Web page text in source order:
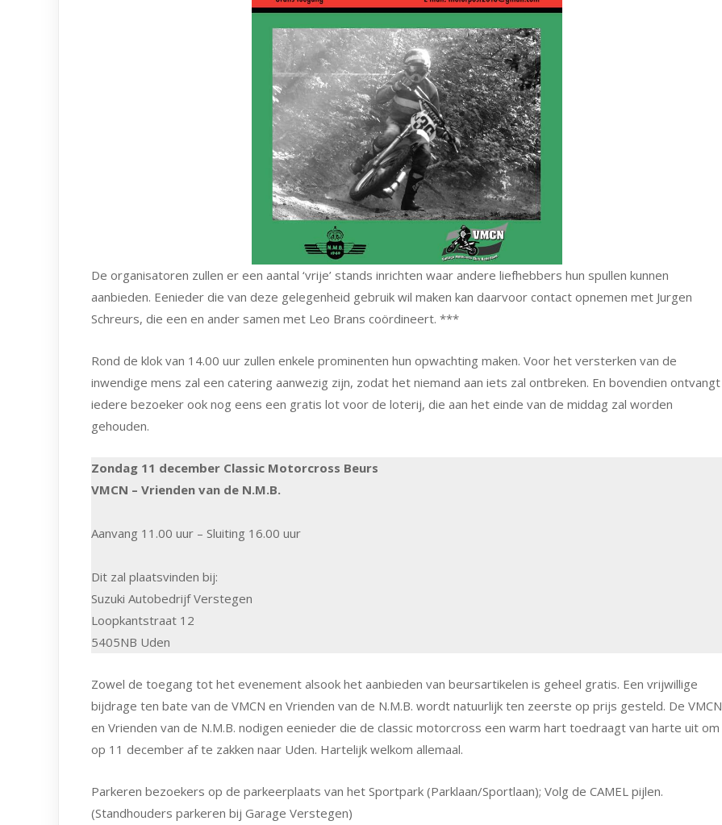
De organisatoren zullen er een aantal ‘vrije’ stands inrichten waar andere liefhebbers hun spullen kunnen
aanbieden. Eenieder die van deze gelegenheid gebruik wil maken kan daarvoor contact opnemen met Jurgen
Schreurs, die een en ander samen met Leo Brans coördineert. ***
Rond de klok van 14.00 uur zullen enkele prominenten hun opwachting maken. Voor het versterken van de
inwendige mens zal een catering aanwezig zijn, zodat het niemand aan iets zal ontbreken. En bovendien ontvangt
iedere bezoeker ook nog eens een gratis lot voor de loterij, die aan het einde van de middag zal worden
gehouden.
Zondag 11 december Classic Motorcross Beurs
VMCN – Vrienden van de N.M.B.
Aanvang 11.00 uur – Sluiting 16.00 uur
Dit zal plaatsvinden bij:
Suzuki Autobedrijf Verstegen
Loopkantstraat 12
5405NB Uden
Zowel de toegang tot het evenement alsook het aanbieden van beursartikelen is geheel gratis. Een vrijwillige
bijdrage ten bate van de VMCN en Vrienden van de N.M.B. wordt natuurlijk ten zeerste op prijs gesteld. De VMCN
en Vrienden van de N.M.B. nodigen eenieder die de classic motorcross een warm hart toedraagt van harte uit om
op 11 december af te zakken naar Uden. Hartelijk welkom allemaal.
Parkeren bezoekers op de parkeerplaats van het Sportpark (Parklaan/Sportlaan); Volg de CAMEL pijlen.
(Standhouders parkeren bij Garage Verstegen)